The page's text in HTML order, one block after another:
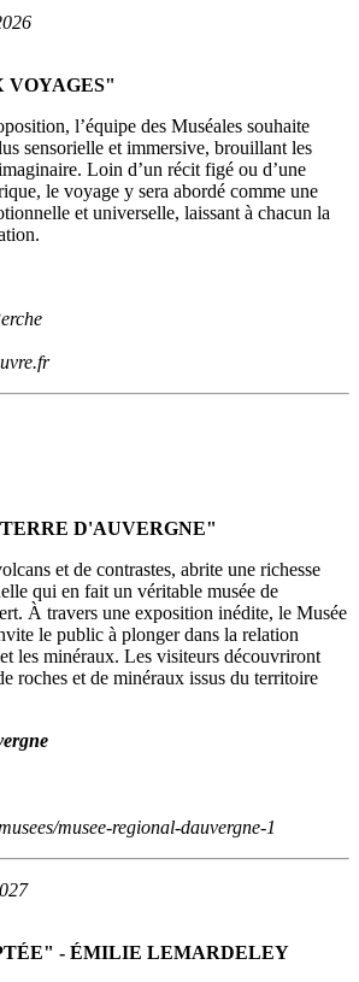
VOYAGES"
l’équipe des Muséales souhaite
sensorielle et immersive, brouillant les
Loin d’un récit figé ou d’une
le voyage y sera abordé comme une
et universelle, laissant à chacun la
D'AUVERGNE"
et de contrastes, abrite une richesse
qui en fait un véritable musée de
À travers une exposition inédite, le Musée
le public à plonger dans la relation
les minéraux. Les visiteurs découvriront
roches et de minéraux issus du territoire
musee-regional-dauvergne-1
- ÉMILIE LEMARDELEY